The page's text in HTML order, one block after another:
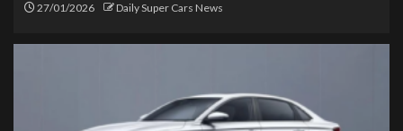
27/01/2026 Daily Super Cars News